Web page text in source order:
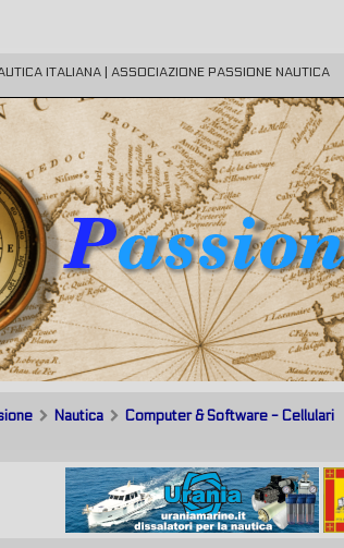
ITALIANA | ASSOCIAZIONE PASSIONE NAUTICA
Nautica Computer & Software - Cellulari